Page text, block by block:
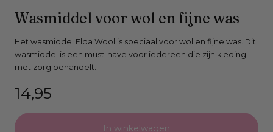
Open
0
in
modaal
Wasmiddel voor wol en fijne was
Het wasmiddel Elda Wool is speciaal voor wol en fijne was. Dit
wasmiddel is een must-have voor iedereen die zijn kleding
met zorg behandelt.
Normale
prijs
14,95
In winkelwagen